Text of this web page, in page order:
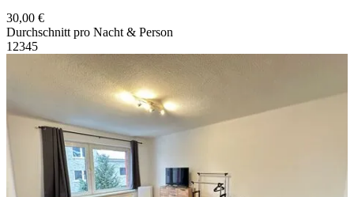
30,00 €
Durchschnitt pro Nacht & Person
1 2345